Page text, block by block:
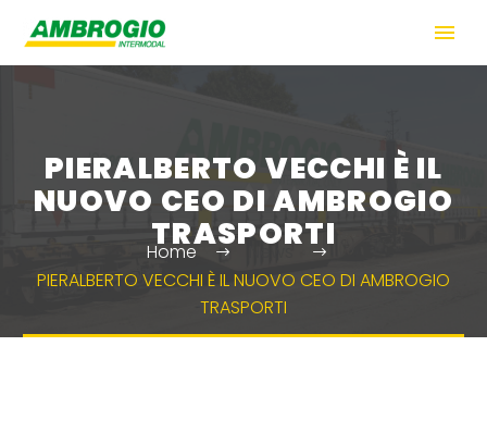
PIERALBERTO VECCHI È IL
NUOVO CEO DI AMBROGIO
TRASPORTI
Home
News
PIERALBERTO VECCHI È IL NUOVO CEO DI AMBROGIO
TRASPORTI